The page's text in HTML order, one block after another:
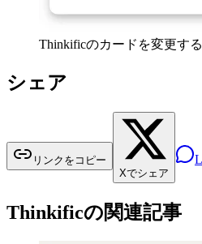
Thinkificのカードを変更する
シェア
リンクをコピー
Xでシェア
Thinkificの関連記事